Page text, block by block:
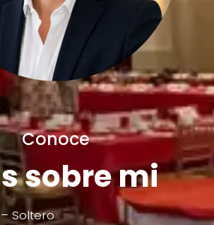
Conoce
sobre mi
Soltero